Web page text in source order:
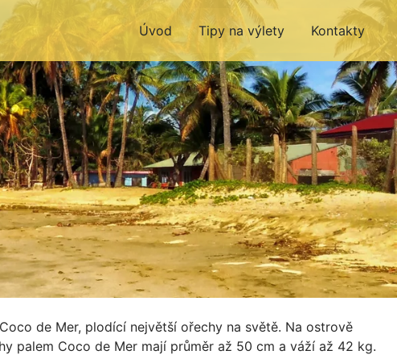
Úvod Tipy na výlety Kontakty
de Mer, plodící největší ořechy na světě. Na ostrově
palem Coco de Mer mají průměr až 50 cm a váží až 42 kg.